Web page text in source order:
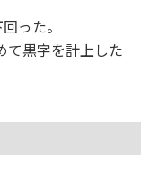
った。
て黒字を計上した